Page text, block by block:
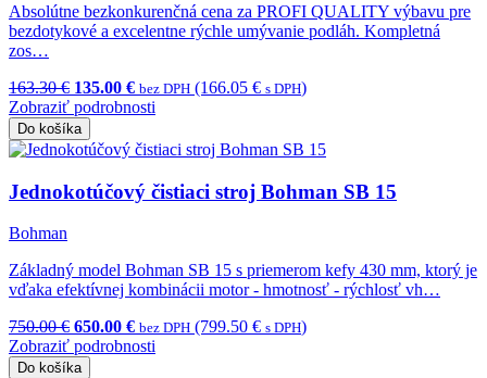
Absolútne bezkonkurenčná cena za PROFI QUALITY výbavu pre
bezdotykové a excelentne rýchle umývanie podláh. Kompletná
zos…
163.30 € 135.00 € bez DPH (166.05 € s DPH)
Zobraziť podrobnosti
Do košíka
Jednokotúčový čistiaci stroj Bohman SB 15
Bohman
Základný model Bohman SB 15 s priemerom kefy 430 mm, ktorý je
vďaka efektívnej kombinácii motor - hmotnosť - rýchlosť vh…
750.00 € 650.00 € bez DPH (799.50 € s DPH)
Zobraziť podrobnosti
Do košíka